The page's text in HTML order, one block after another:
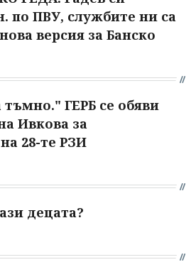
по ПВУ, службите ни са
версия за Банско
тъмно." ГЕРБ се обяви
Ивкова за
28-те РЗИ
децата?